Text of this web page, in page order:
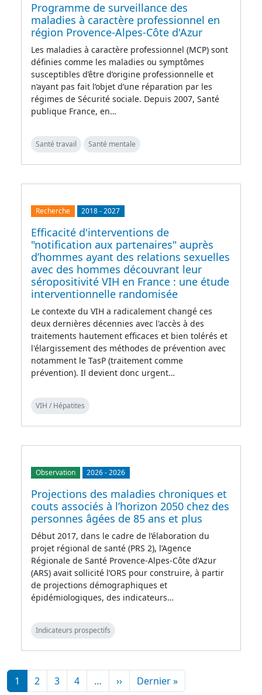
Programme de surveillance des
maladies à caractère professionnel en
région Provence-Alpes-Côte d'Azur
Les maladies à caractère professionnel (MCP) sont
définies comme les maladies ou symptômes
susceptibles d’être d’origine professionnelle et
n’ayant pas fait l’objet d’une réparation par les
régimes de Sécurité sociale. Depuis 2007, Santé
publique France, en…
Santé travail Santé mentale
Recherche 2018-2027
Efficacité d'interventions de
"notification aux partenaires" auprès
d’hommes ayant des relations sexuelles
avec des hommes découvrant leur
séropositivité VIH en France : une étude
interventionnelle randomisée
Le contexte du VIH a radicalement changé ces
deux dernières décennies avec l'accès à des
traitements hautement efficaces et bien tolérés et
l'élargissement des méthodes de prévention avec
notamment le TasP (traitement comme
prévention). Il devient donc urgent…
VIH / Hépatites
Observation 2026-2026
Projections des maladies chroniques et
couts associés à l’horizon 2050 chez des
personnes âgées de 85 ans et plus
Début 2017, dans le cadre de l’élaboration du
projet régional de santé (PRS 2), l’Agence
Régionale de Santé Provence-Alpes-Côte d’Azur
(ARS) avait sollicité l’ORS pour construire, à partir
de projections démographiques et
épidémiologiques, des indicateurs…
Indicateurs prospectifs
Pagination
1 2 3 4 … ››Page suivante
Dernier »Dernière page